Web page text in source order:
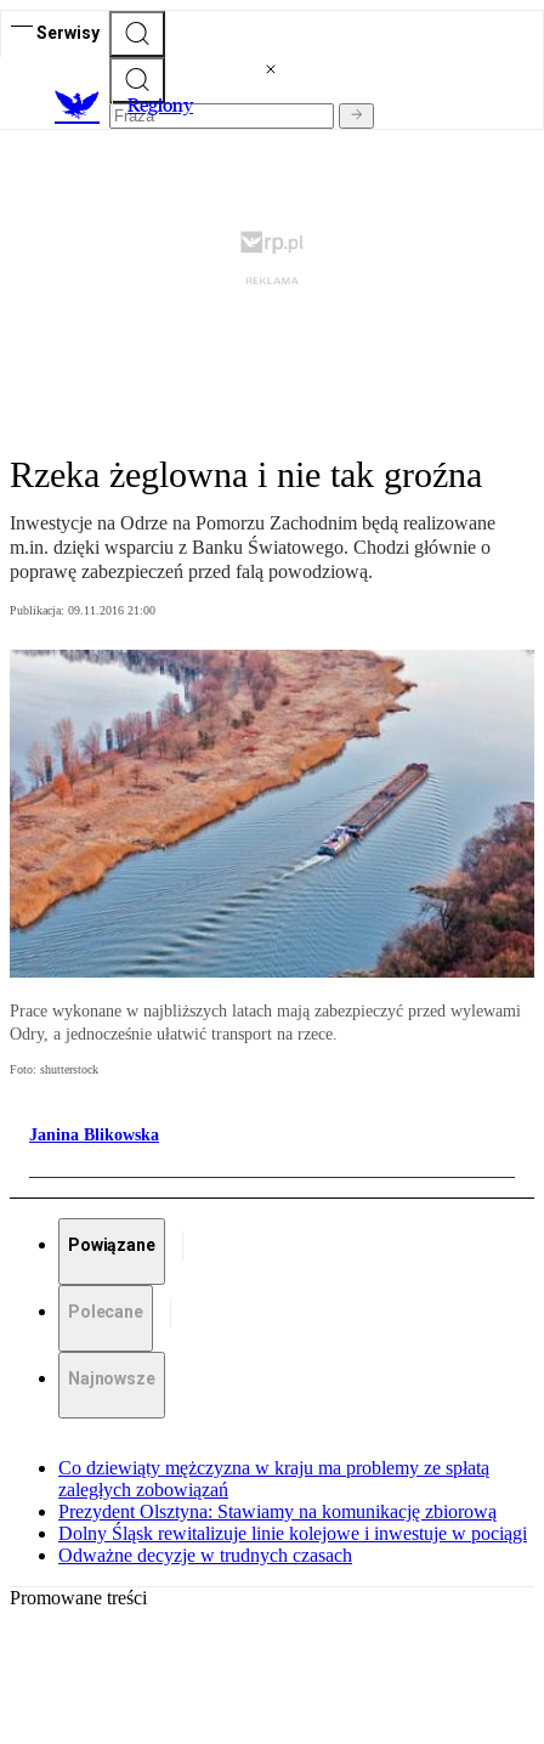
Serwisy
Regiony
Rzeka żeglowna i nie tak groźna
Inwestycje na Odrze na Pomorzu Zachodnim będą realizowane
m.in. dzięki wsparciu z Banku Światowego. Chodzi głównie o
poprawę zabezpieczeń przed falą powodziową.
Publikacja: 09.11.2016 21:00
Prace wykonane w najbliższych latach mają zabezpieczyć przed wylewami
Odry, a jednocześnie ułatwić transport na rzece.
Foto: shutterstock
Janina Blikowska
Powiązane
Polecane
Najnowsze
Co dziewiąty mężczyzna w kraju ma problemy ze spłatą
zaległych zobowiązań
Prezydent Olsztyna: Stawiamy na komunikację zbiorową
Dolny Śląsk rewitalizuje linie kolejowe i inwestuje w pociągi
Odważne decyzje w trudnych czasach
Promowane treści